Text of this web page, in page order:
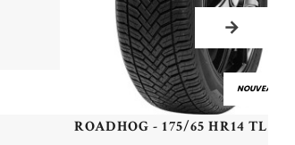
NOUVEAU